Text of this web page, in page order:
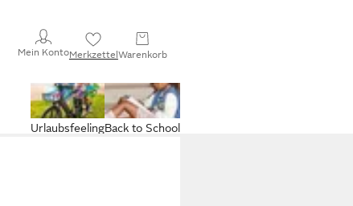
Mein KontoMerkzettelWarenkorb
Back to School
Urlaubsfeeling